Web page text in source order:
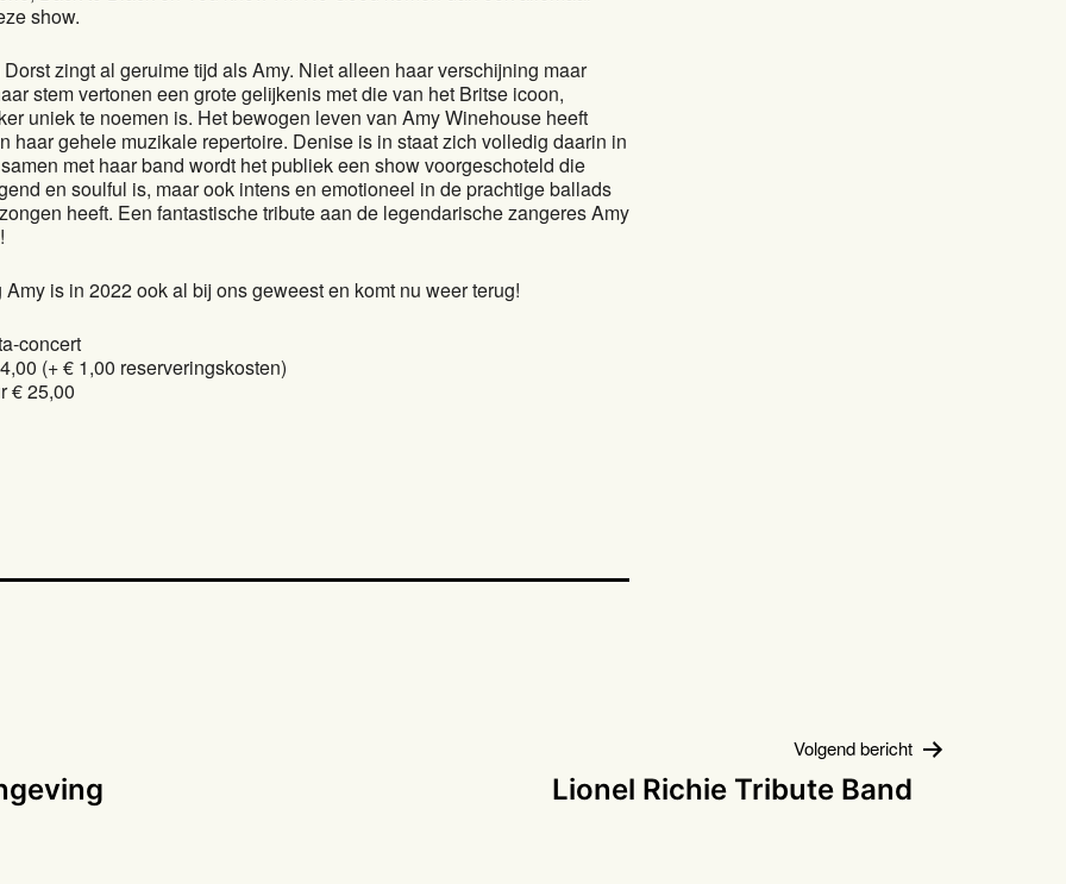
show.
zingt al geruime tijd als Amy. Niet alleen haar verschijning maar
stem vertonen een grote gelijkenis met die van het Britse icoon,
uniek te noemen is. Het bewogen leven van Amy Winehouse heeft
haar gehele muzikale repertoire. Denise is in staat zich volledig daarin in
met haar band wordt het publiek een show voorgeschoteld die
en soulful is, maar ook intens en emotioneel in de prachtige ballads
heeft. Een fantastische tribute aan de legendarische zangeres Amy
is in 2022 ook al bij ons geweest en komt nu weer terug!
concert
(+ € 1,00 reserveringskosten)
€ 25,00
Volgend bericht
Lionel Richie Tribute Band